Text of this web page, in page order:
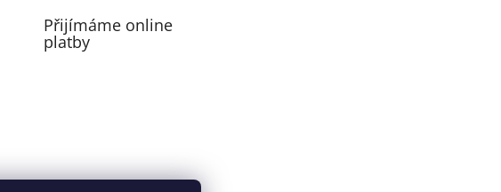
Přijímáme online
platby